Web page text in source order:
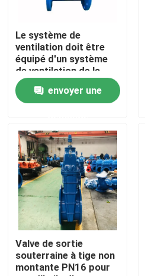
Vidéos
À propos de nous
Visite de l'usine
Nous contacter
Nouvelles
Cas
Soupape à vanne de DI
Le système de
ventilation doit être
équipé d'un système
de ventilation de la
porte de sortie.
envoyer une
Valve de sortie
souterraine à tige non
montante PN16 pour